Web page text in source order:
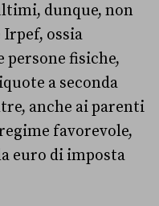
dunque, non
ossia
persone fisiche,
a seconda
anche ai parenti
favorevole,
euro di imposta